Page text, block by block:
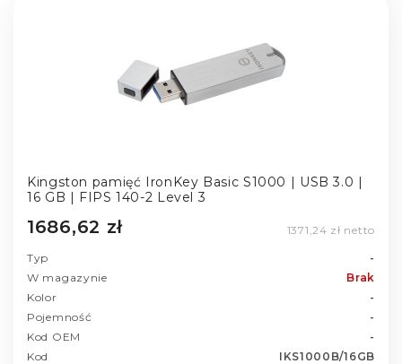
Kingston pamięć IronKey Basic S1000 | USB 3.0 |
16 GB | FIPS 140-2 Level 3
1686,62 zł 1371,24 zł netto
Typ
-
W magazynie
Brak
Kolor
-
Pojemność
-
Kod OEM
-
Kod
IKS1000B/16GB